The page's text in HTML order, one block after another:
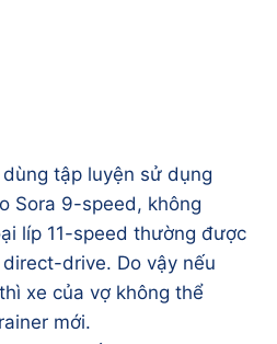
tập luyện sử dụng
Sora 9-speed, không
líp 11-speed thường được
drive. Do vậy nếu
xe của vợ không thể
mới.